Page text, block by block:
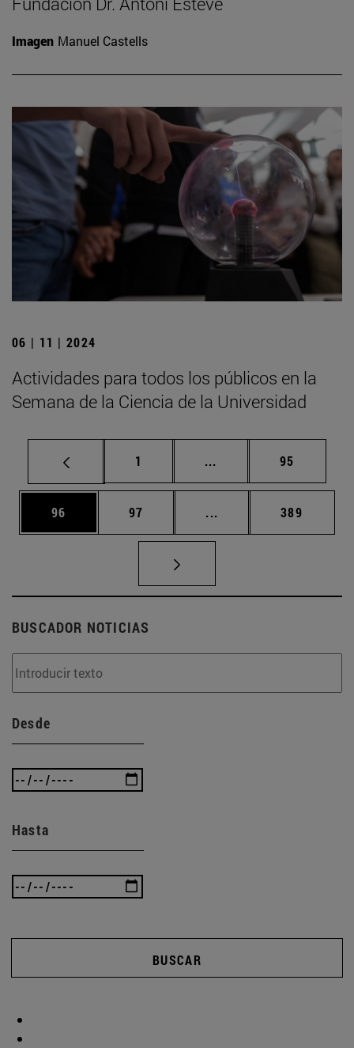
Imagen Manuel Castells
06 | 11 | 2024
Actividades para todos los públicos en la
Semana de la Ciencia de la Universidad
Página
1 ... Páginas intermedias
Página
95
Página
96 Página
97 ... Páginas intermedias
Página
389
BUSCADOR NOTICIAS
Desde
Hasta
BUSCAR